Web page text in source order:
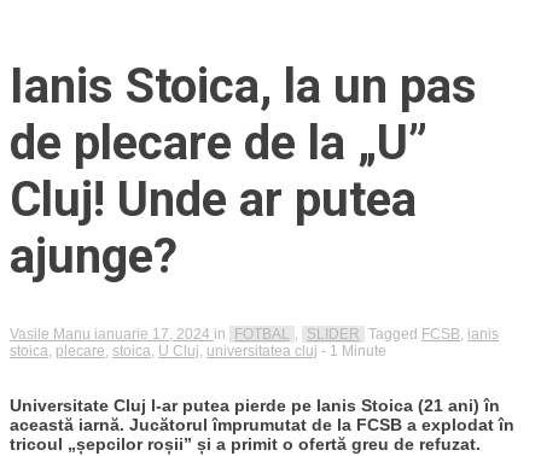
Ianis Stoica, la un pas
de plecare de la „U”
Cluj! Unde ar putea
ajunge?
Vasile Manu ianuarie 17, 2024 in FOTBAL SLIDER Tagged FCSB ianis
stoica plecare stoica U Cluj universitatea cluj - 1 Minute
Universitate Cluj l-ar putea pierde pe Ianis Stoica (21 ani) în
această iarnă. Jucătorul împrumutat de la FCSB a explodat în
tricoul „șepcilor roșii” și a primit o ofertă greu de refuzat.